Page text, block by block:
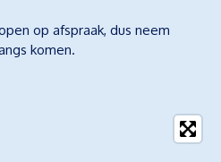
op afspraak, dus neem
komen.